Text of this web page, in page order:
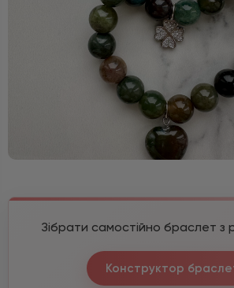
Зібрати самостійно браслет з
Конструктор